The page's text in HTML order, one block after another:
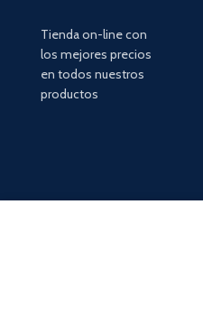
Tienda on-line con
los mejores precios
en todos nuestros
productos